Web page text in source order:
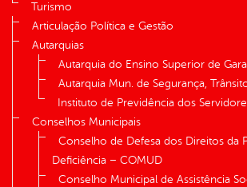
Turismo
Articulação Política e Gestão
Autarquias
Autarquia do Ensino Superior de
Autarquia Mun. de Segurança,
Instituto de Previdência dos
Conselhos Municipais
Conselho de Defesa dos Direitos da
Deficiência – COMUD
Conselho Municipal de Assistência